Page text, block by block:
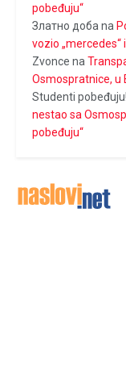
pobeđuju“
Златно доба na
vozio
Zvonce na
Osmospratnice, u
Studenti
nestao sa
pobeđuju“